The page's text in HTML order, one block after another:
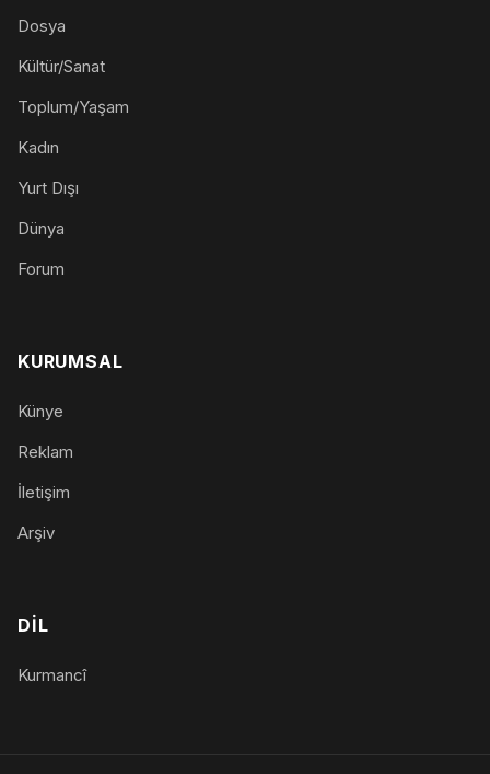
Dosya
Kültür/Sanat
Toplum/Yaşam
Kadın
Yurt Dışı
Dünya
Forum
KURUMSAL
Künye
Reklam
İletişim
Arşiv
DIL
Kurmancî